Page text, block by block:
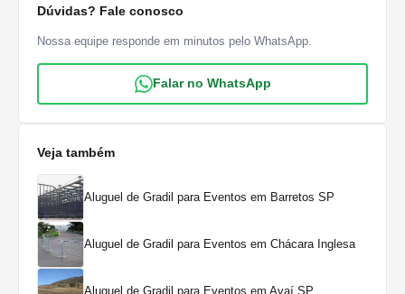
Dúvidas? Fale conosco
Nossa equipe responde em minutos pelo WhatsApp.
Falar no WhatsApp
Veja também
Aluguel de Gradil para Eventos em Barretos SP
Aluguel de Gradil para Eventos em Chácara Inglesa
Aluguel de Gradil para Eventos em Avaí SP